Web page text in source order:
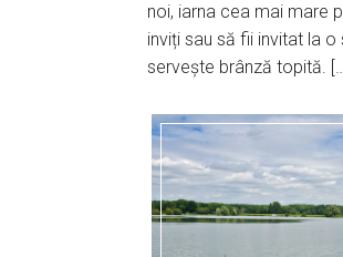
noi, iarna cea mai mare
inviți sau să fii invitat la o
servește brânză topită.